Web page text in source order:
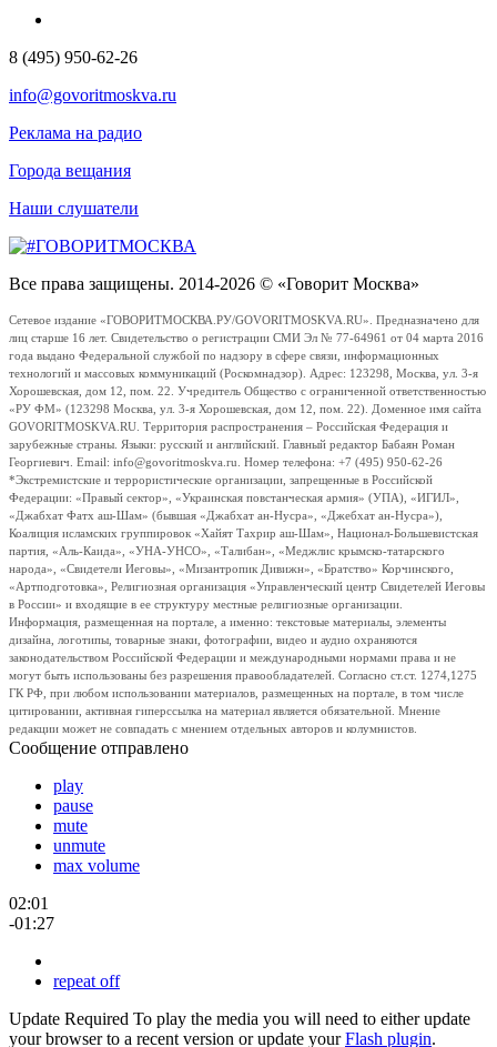
8 (495) 950-62-26
info@govoritmoskva.ru
Реклама на радио
Города вещания
Наши слушатели
Все права защищены. 2014-2026 © «Говорит Москва»
Сетевое издание «ГОВОРИТМОСКВА.РУ/GOVORITMOSKVA.RU». Предназначено для
лиц старше 16 лет. Свидетельство о регистрации СМИ Эл № 77-64961 от 04 марта 2016
года выдано Федеральной службой по надзору в сфере связи, информационных
технологий и массовых коммуникаций (Роскомнадзор). Адрес: 123298, Москва, ул. 3-я
Хорошевская, дом 12, пом. 22. Учредитель Общество с ограниченной ответственностью
«РУ ФМ» (123298 Москва, ул. 3-я Хорошевская, дом 12, пом. 22). Доменное имя сайта
GOVORITMOSKVA.RU. Территория распространения – Российская Федерация и
зарубежные страны. Языки: русский и английский. Главный редактор Бабаян Роман
Георгиевич. Email: info@govoritmoskva.ru. Номер телефона: +7 (495) 950-62-26
*Экстремистские и террористические организации, запрещенные в Российской
Федерации: «Правый сектор», «Украинская повстанческая армия» (УПА), «ИГИЛ»,
«Джабхат Фатх аш-Шам» (бывшая «Джабхат ан-Нусра», «Джебхат ан-Нусра»),
Коалиция исламских группировок «Хайят Тахрир аш-Шам», Национал-Большевистская
партия, «Аль-Каида», «УНА-УНСО», «Талибан», «Меджлис крымско-татарского
народа», «Свидетели Иеговы», «Мизантропик Дивижн», «Братство» Корчинского,
«Артподготовка», Религиозная организация «Управленческий центр Свидетелей Иеговы
в России» и входящие в ее структуру местные религиозные организации.
Информация, размещенная на портале, а именно: текстовые материалы, элементы
дизайна, логотипы, товарные знаки, фотографии, видео и аудио охраняются
законодательством Российской Федерации и международными нормами права и не
могут быть использованы без разрешения правообладателей. Согласно ст.ст. 1274,1275
ГК РФ, при любом использовании материалов, размещенных на портале, в том числе
цитировании, активная гиперссылка на материал является обязательной. Мнение
редакции может не совпадать с мнением отдельных авторов и колумнистов.
Сообщение отправлено
play
pause
mute
unmute
max volume
02:01
-01:27
repeat off
Update Required To play the media you will need to either update
your browser to a recent version or update yourFlash plugin.